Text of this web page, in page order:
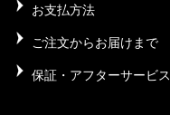
お支払方法
ご注文からお届けまで
保証・アフターサービス